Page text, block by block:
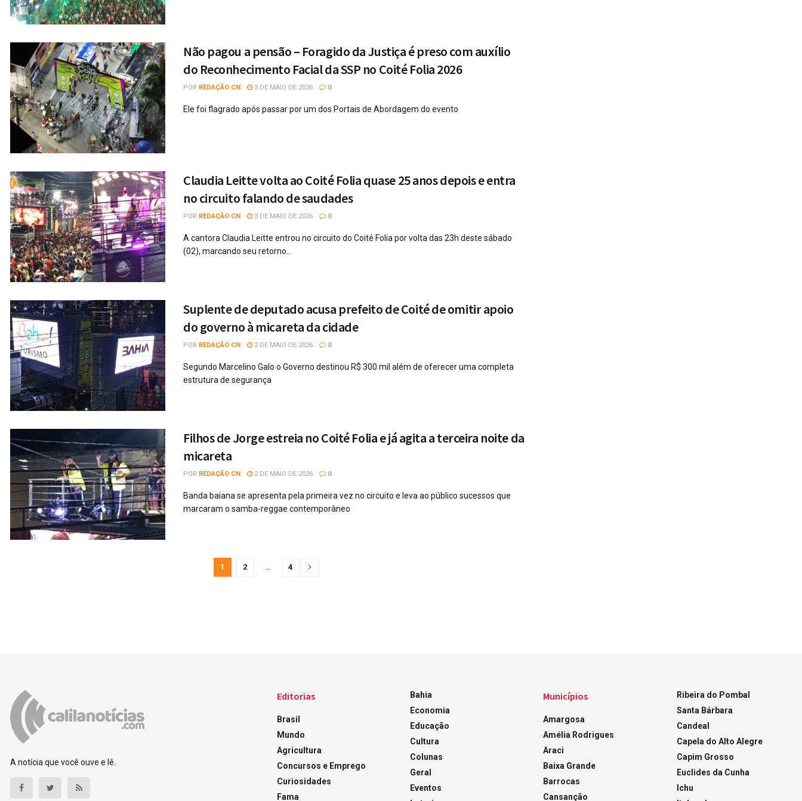
Não pagou a pensão – Foragido da Justiça é preso com auxílio
do Reconhecimento Facial da SSP no Coité Folia 2026
POR REDAÇÃO CN 3 DE MAIO DE 2026 0
Ele foi flagrado após passar por um dos Portais de Abordagem do evento
Claudia Leitte volta ao Coité Folia quase 25 anos depois e entra
no circuito falando de saudades
POR REDAÇÃO CN 3 DE MAIO DE 2026 0
A cantora Claudia Leitte entrou no circuito do Coité Folia por volta das 23h deste sábado
(02), marcando seu retorno...
Suplente de deputado acusa prefeito de Coité de omitir apoio
do governo à micareta da cidade
POR REDAÇÃO CN 2 DE MAIO DE 2026 0
Segundo Marcelino Galo o Governo destinou R$ 300 mil além de oferecer uma completa
estrutura de segurança
Filhos de Jorge estreia no Coité Folia e já agita a terceira noite da
micareta
POR REDAÇÃO CN 2 DE MAIO DE 2026 0
Banda baiana se apresenta pela primeira vez no circuito e leva ao público sucessos que
marcaram o samba-reggae contemporâneo
1 2 4
A notícia que você ouve e lê.
Editorias
Brasil
Mundo
Agricultura
Concursos e Emprego
Curiosidades
Fama
Bahia
Economia
Educação
Cultura
Colunas
Geral
Eventos
Municípios
Amargosa
Amélia Rodrigues
Araci
Baixa Grande
Barrocas
Cansanção
Ribeira do Pombal
Santa Bárbara
Candeal
Capela do Alto Alegre
Capim Grosso
Euclides da Cunha
Ichu